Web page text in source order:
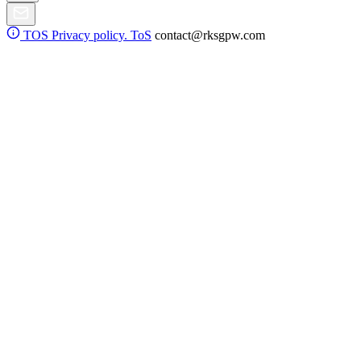
TOS Privacy policy. ToS contact@rksgpw.com